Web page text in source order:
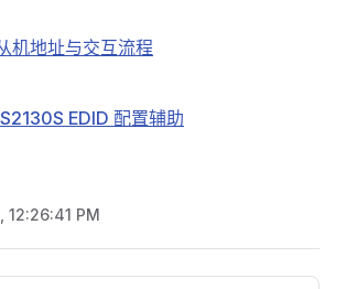
机地址与交互流程
EDID 配置辅助
12:26:41 PM